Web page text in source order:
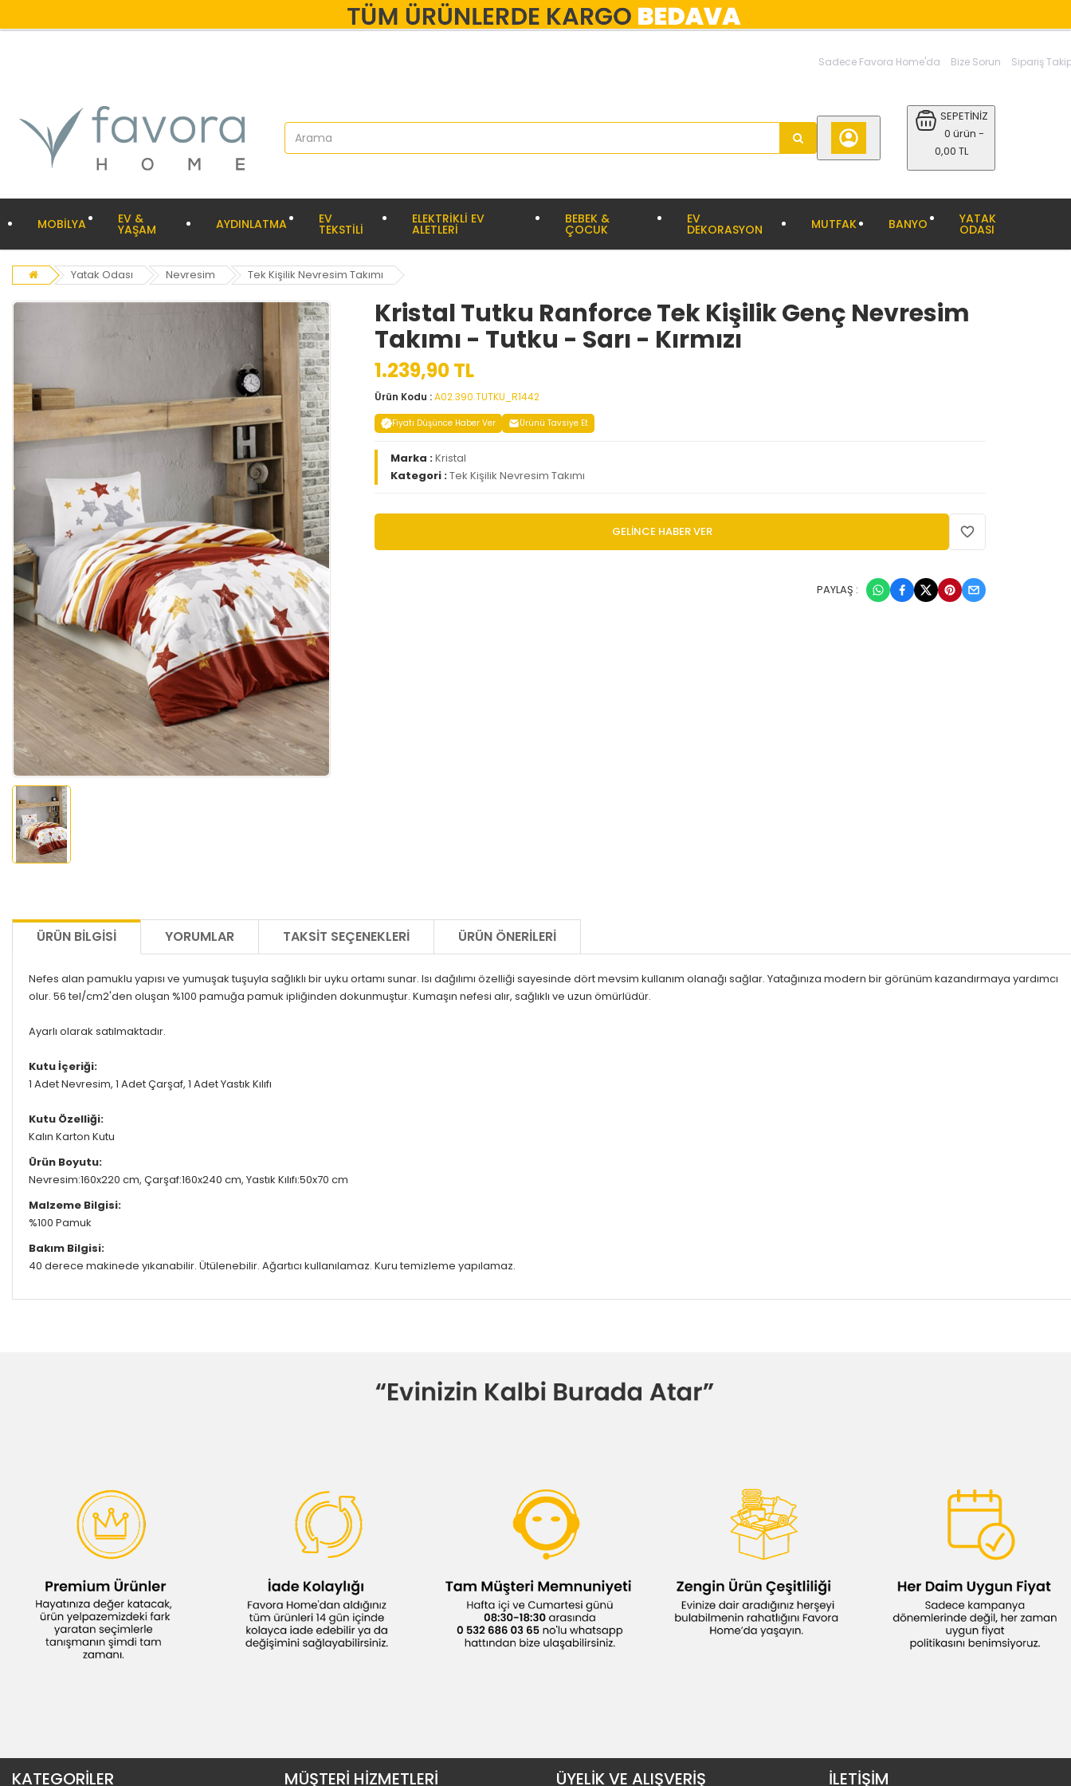
Sadece Favora Home'da Bize Sorun Sipariş
SEPETİNİZ
0 ürün -
0,00 TL
MOBİLYA EV &
YAŞAM AYDINLATMA EV
TEKSTİLİ
ELEKTRİKLİ EV
ALETLERİ
BEBEK &
ÇOCUK
EV
DEKORASYON MUTFAK BANYO YATAK
ODASI
Yatak Odası Nevresim Tek Kişilik Nevresim Takımı
Kristal Tutku Ranforce Tek Kişilik Genç Nevresim
Takımı - Tutku - Sarı - Kırmızı
1.239,90 TL
Ürün Kodu :A02.390.TUTKU_R1442
Fiyatı Düşünce Haber Ver Ürünü Tavsiye Et
Marka :Kristal
Kategori :Tek Kişilik Nevresim Takımı
GELİNCE HABER VER
PAYLAŞ :
ÜRÜN BILGISI YORUMLAR TAKSIT SEÇENEKLERI ÜRÜN ÖNERILERI
Nefes alan pamuklu yapısı ve yumuşak tuşuyla sağlıklı bir uyku ortamı sunar. Isı dağılımı özelliği sayesinde dört mevsim kullanım olanağı sağlar. Yatağınıza modern bir görünüm kazandırmaya yardımcı
olur. 56 tel/cm2'den oluşan %100 pamuğa pamuk ipliğinden dokunmuştur. Kumaşın nefesi alır, sağlıklı ve uzun ömürlüdür.
Ayarlı olarak satılmaktadır.
Kutu İçeriği:
1 Adet Nevresim, 1 Adet Çarşaf, 1 Adet Yastık Kılıfı
Kutu Özelliği:
Kalın Karton Kutu
Ürün Boyutu:
Nevresim:160x220 cm, Çarşaf:160x240 cm, Yastık Kılıfı:50x70 cm
Malzeme Bilgisi:
%100 Pamuk
Bakım Bilgisi:
40 derece makinede yıkanabilir. Ütülenebilir. Ağartıcı kullanılamaz. Kuru temizleme yapılamaz.
KATEGORİLER MÜŞTERİ HİZMETLERİ ÜYELİK VE ALIŞVERİŞ İLETİŞİM